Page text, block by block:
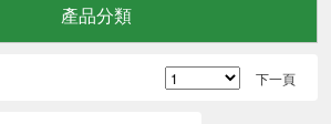
產品分類
下一頁